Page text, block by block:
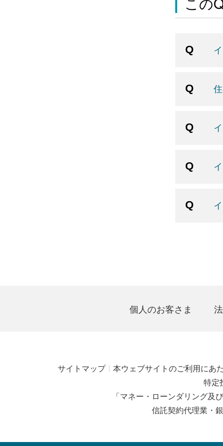
個人のお客さま
サイトマップ 本ウェブサイトのご利用にあ
特定
「マネー・ローンダリング及
信託契約代理業・